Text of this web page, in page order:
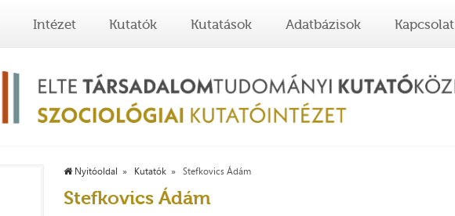
Intézet Kutatók Kutatások Adatbázisok Kapcsolat
Nyitóoldal Kutatók Stefkovics Ádám
Stefkovics Ádám